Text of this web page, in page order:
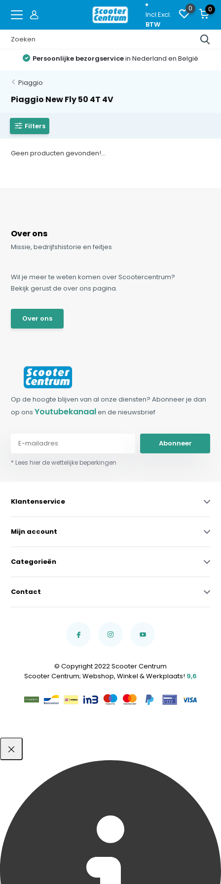
Incl.Excl.
BTW
0 0
Persoonlijke bezorgservicein Nederland en België
Piaggio
Piaggio New Fly 50 4T 4V
Filters
Geen producten gevonden!...
Over ons
Missie, bedrijfshistorie en feitjes
Wil je meer te weten komen over Scootercentrum?
Bekijk gerust de over ons pagina.
Over ons
Op de hoogte blijven van al onze diensten? Abonneer je dan
op onsYoutubekanaalen de nieuwsbrief
Abonneer
* Lees hier de wettelijke beperkingen
Klantenservice
Mijn account
Categorieën
Contact
© Copyright 2022 Scooter Centrum
Scooter Centrum; Webshop, Winkel & Werkplaats! 9,6